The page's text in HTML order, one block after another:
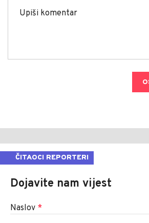
ČITAOCI REPORTERI
Dojavite nam vijest
Naslov *